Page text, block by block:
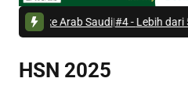
Arab Saudi|#4 -Lebih dari 5,5 Juta
HSN 2025